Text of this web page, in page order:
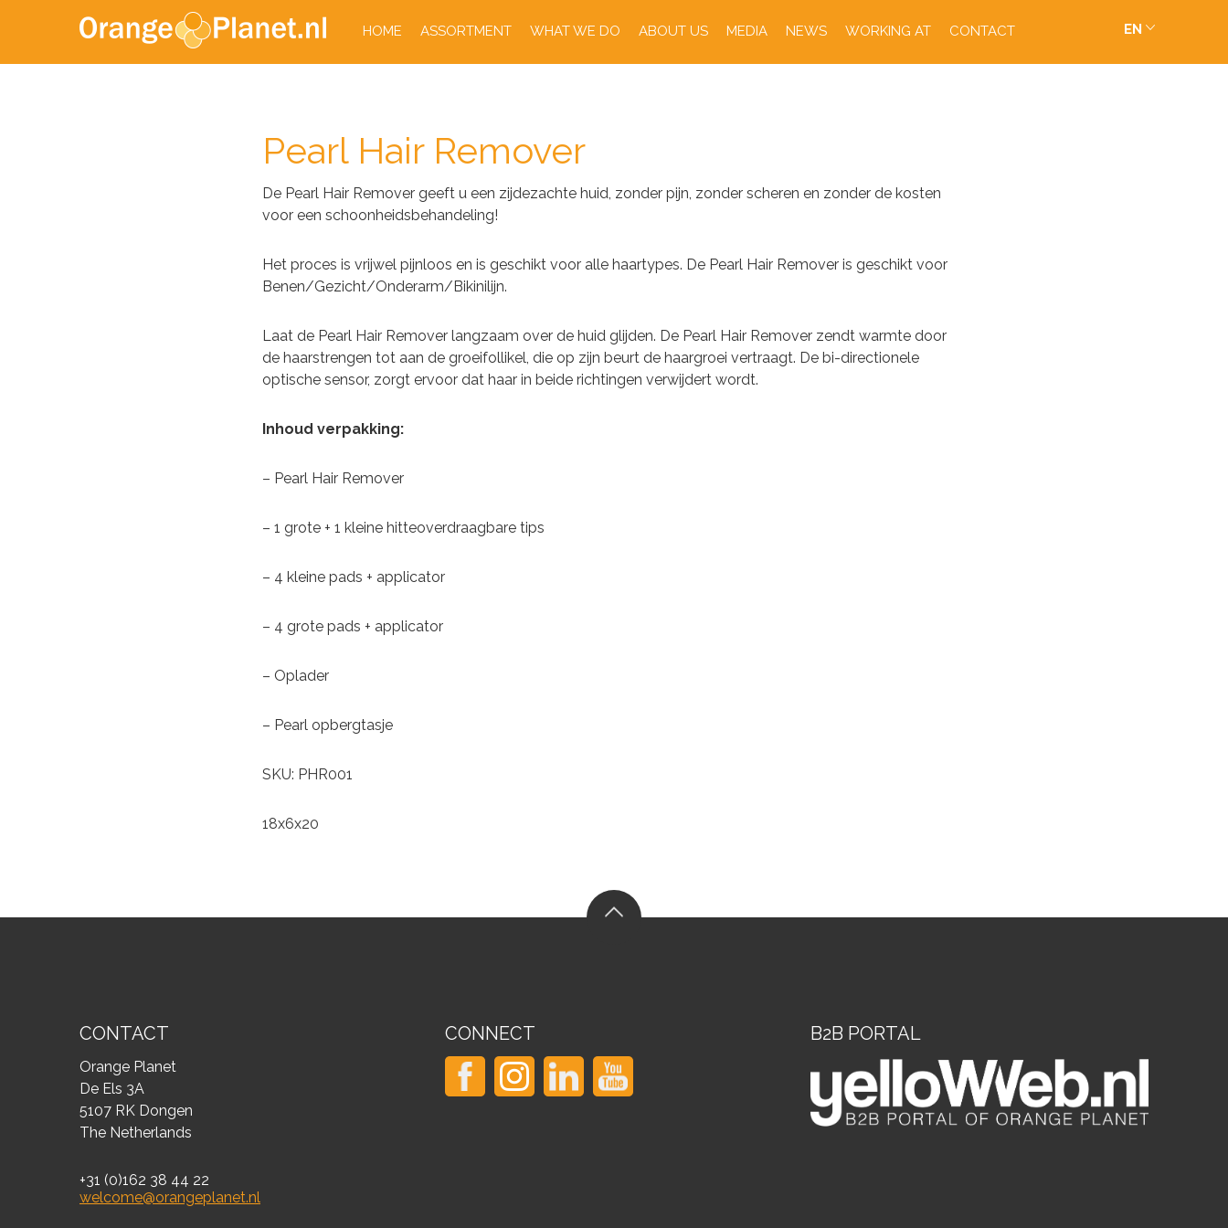
HOME ASSORTMENT WHAT WE DO ABOUT US MEDIA NEWS WORKING AT CONTACT EN
Pearl Hair Remover
De Pearl Hair Remover geeft u een zijdezachte huid, zonder pijn, zonder scheren en zonder de kosten
voor een schoonheidsbehandeling!
Het proces is vrijwel pijnloos en is geschikt voor alle haartypes. De Pearl Hair Remover is geschikt voor
Benen/Gezicht/Onderarm/Bikinilijn.
Laat de Pearl Hair Remover langzaam over de huid glijden. De Pearl Hair Remover zendt warmte door
de haarstrengen tot aan de groeifollikel, die op zijn beurt de haargroei vertraagt. De bi-directionele
optische sensor, zorgt ervoor dat haar in beide richtingen verwijdert wordt.
Inhoud verpakking:
– Pearl Hair Remover
– 1 grote + 1 kleine hitteoverdraagbare tips
– 4 kleine pads + applicator
– 4 grote pads + applicator
– Oplader
– Pearl opbergtasje
SKU: PHR001
18x6x20
CONTACT
Orange Planet
De Els 3A
5107 RK Dongen
The Netherlands
+31 (0)162 38 44 22
welcome@orangeplanet.nl
CONNECT B2B PORTAL